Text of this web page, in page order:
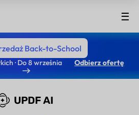
Back-to-School
· Do 8 września Odbierz ofertę
UPDF AI